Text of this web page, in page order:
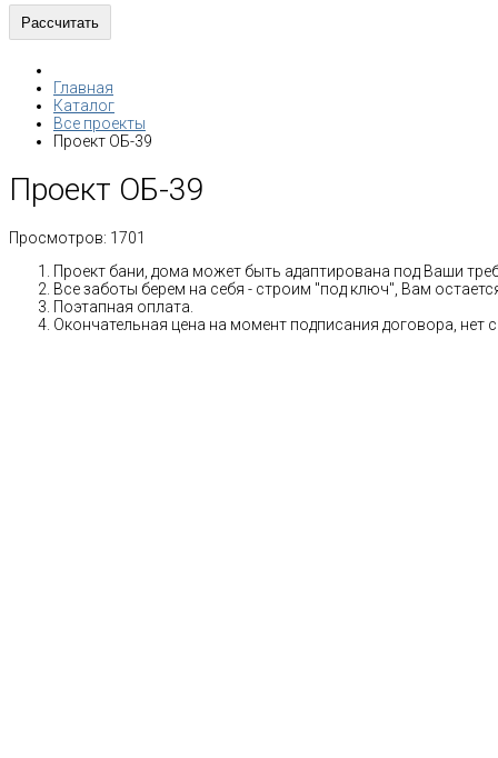
Главная
Каталог
Все проекты
Проект ОБ-39
Проект ОБ-39
Просмотров: 1701
Проект бани, дома может быть адаптирована под Ваши
Все заботы берем на себя - строим "под ключ", Вам
Поэтапная оплата.
Окончательная цена на момент подписания договора, нет